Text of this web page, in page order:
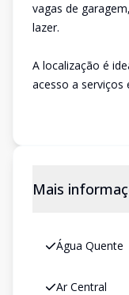
vagas de
lazer.
A localização é
acesso a serviços
Mais
Água Quente
Ar Central